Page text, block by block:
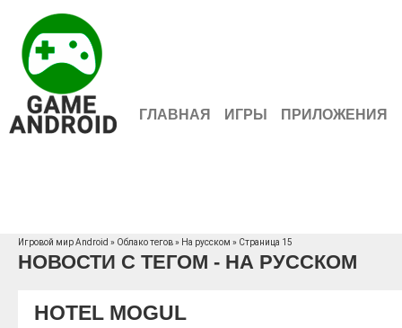
ГЛАВНАЯ ИГРЫ ПРИЛОЖЕНИЯ
Игровой мир Android » Облако тегов» На русском » Страница 15
НОВОСТИ С ТЕГОМ - НА РУССКОМ
HOTEL MOGUL